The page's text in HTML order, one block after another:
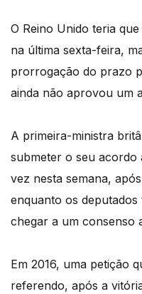
O Reino Unido teria
na última sexta-feira,
prorrogação do prazo
ainda não aprovou um
A primeira-ministra
submeter o seu acordo
vez nesta semana,
enquanto os
chegar a um consenso
Em 2016, uma petição
referendo, após a